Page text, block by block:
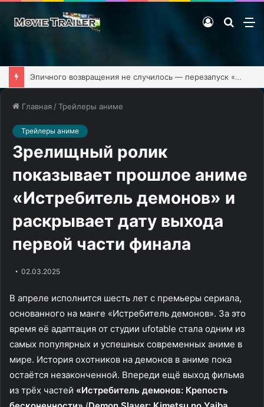
Поиск
Войти
Эпичного возвращения не случилось — перезапуск «Клиники» обзавёлся первым тизером
Главная /Трейлеры аниме
Трейлеры аниме
Зрелищный ролик
показывает прошлое аниме
«Истребитель демонов» и
раскрывает дату выхода
первой части финала
02.03.2025
В апреле исполнится шесть лет с премьеры сериала,
основанного на манге «Истребитель демонов». За это
время её адаптация от студии ufotable стала одним из
самых популярных и успешных современных аниме в
мире. История охотников на демонов в аниме пока
остаётся незаконченной. Впереди ещё выход фильма
из трёх частей «Истребитель демонов: Крепость